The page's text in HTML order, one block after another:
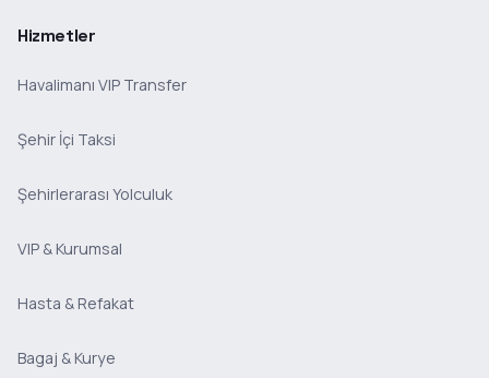
Hizmetler
Havalimanı VIP Transfer
Şehir İçi Taksi
Şehirlerarası Yolculuk
VIP & Kurumsal
Hasta & Refakat
Bagaj & Kurye